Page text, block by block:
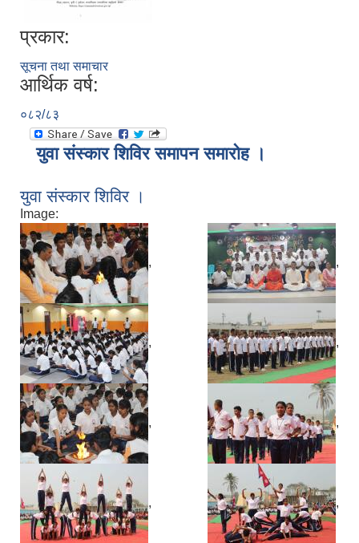
प्रकार:
सूचना तथा समाचार
आर्थिक वर्ष:
०८२/८३
युवा संस्कार शिविर समापन समारोह ।
युवा संस्कार शिविर ।
Image:
, ,
, ,
, ,
, ,